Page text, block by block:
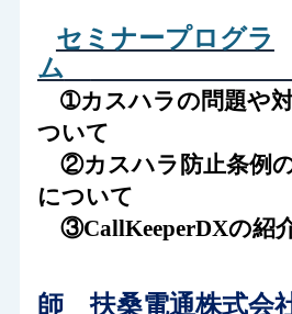
セミナープログラ
ム
➀カスハラの問題や
ついて
②カスハラ防止条例
について
③CallKeeperDXの紹
師 扶桑電通株式会